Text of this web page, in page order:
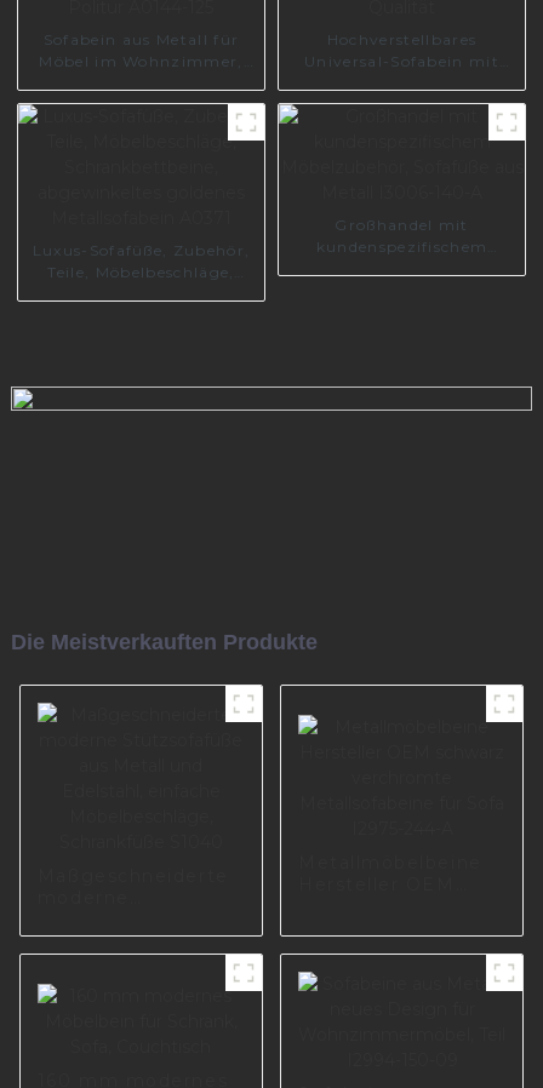
Sofabein aus Metall für
Möbel im Wohnzimmer,
Hochverstellbares
Universal-Sofabein mit
Luxus-Sofafüße, Zubehör,
Teile, Möbelbeschläge,
Großhandel mit
kundenspezifischem
Die Meistverkauften Produkte
Metall und
Möbelbeschläge,
Schrankfüße S1040
Metallsofabeine für
Sofa I2975-244-A